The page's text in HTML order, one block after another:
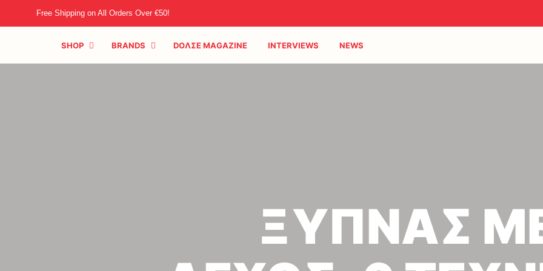
Free Shipping on All Orders Over €50!
SHOP BRANDS DOΛΣE MAGAZINE INTERVIEWS NEWS
ΞΥΠΝΑΣ